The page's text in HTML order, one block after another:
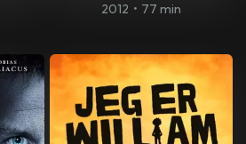
2012 • 77 min